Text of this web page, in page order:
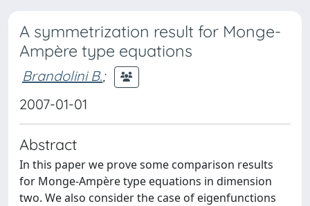
A symmetrization result for Monge-
Ampère type equations
Brandolini B.;
2007-01-01
Abstract
In this paper we prove some comparison results
for Monge-Ampère type equations in dimension
two. We also consider the case of eigenfunctions